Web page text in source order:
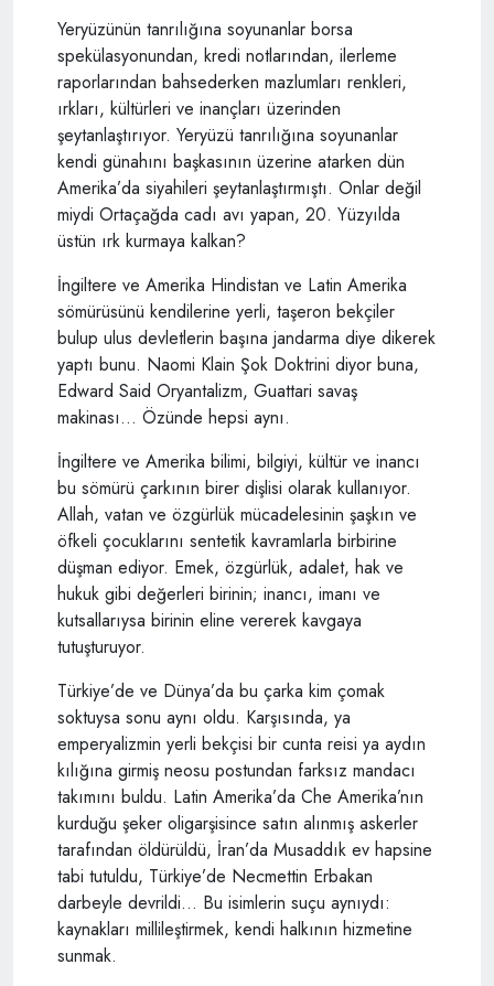
Yeryüzünün tanrılığına soyunanlar borsa
spekülasyonundan, kredi notlarından, ilerleme
raporlarından bahsederken mazlumları renkleri,
ırkları, kültürleri ve inançları üzerinden
şeytanlaştırıyor. Yeryüzü tanrılığına soyunanlar
kendi günahını başkasının üzerine atarken dün
Amerika’da siyahileri şeytanlaştırmıştı. Onlar değil
miydi Ortaçağda cadı avı yapan, 20. Yüzyılda
üstün ırk kurmaya kalkan?
İngiltere ve Amerika Hindistan ve Latin Amerika
sömürüsünü kendilerine yerli, taşeron bekçiler
bulup ulus devletlerin başına jandarma diye dikerek
yaptı bunu. Naomi Klain Şok Doktrini diyor buna,
Edward Said Oryantalizm, Guattari savaş
makinası… Özünde hepsi aynı.
İngiltere ve Amerika bilimi, bilgiyi, kültür ve inancı
bu sömürü çarkının birer dişlisi olarak kullanıyor.
Allah, vatan ve özgürlük mücadelesinin şaşkın ve
öfkeli çocuklarını sentetik kavramlarla birbirine
düşman ediyor. Emek, özgürlük, adalet, hak ve
hukuk gibi değerleri birinin; inancı, imanı ve
kutsallarıysa birinin eline vererek kavgaya
tutuşturuyor.
Türkiye’de ve Dünya’da bu çarka kim çomak
soktuysa sonu aynı oldu. Karşısında, ya
emperyalizmin yerli bekçisi bir cunta reisi ya aydın
kılığına girmiş neosu postundan farksız mandacı
takımını buldu. Latin Amerika’da Che Amerika’nın
kurduğu şeker oligarşisince satın alınmış askerler
tarafından öldürüldü, İran’da Musaddık ev hapsine
tabi tutuldu, Türkiye’de Necmettin Erbakan
darbeyle devrildi… Bu isimlerin suçu aynıydı:
kaynakları millileştirmek, kendi halkının hizmetine
sunmak.